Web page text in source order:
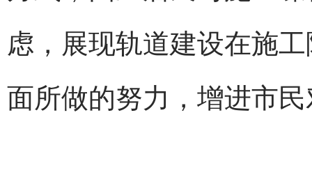
虑，展现轨道建设在施
面所做的努力，增进市